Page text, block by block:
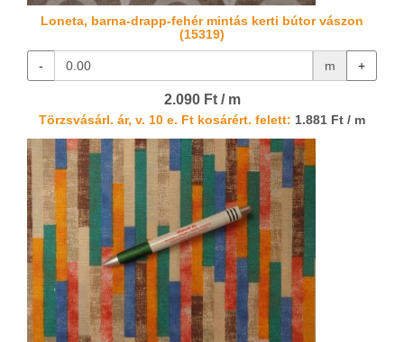
Loneta, barna-drapp-fehér mintás kerti bútor vászon
(15319)
- m +
2.090 Ft / m
Törzsvásárl. ár, v. 10 e. Ft kosárért. felett: 1.881 Ft / m